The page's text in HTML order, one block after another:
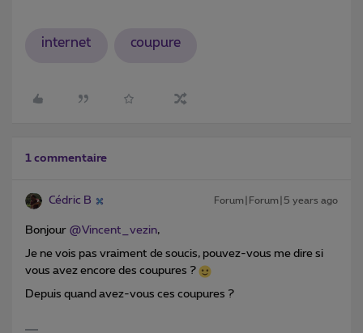
internet coupure
1 commentaire
Cédric B Forum|Forum|5 years ago
Bonjour @Vincent_vezin,
Je ne vois pas vraiment de soucis, pouvez-vous me dire si
vous avez encore des coupures ?
Depuis quand avez-vous ces coupures ?